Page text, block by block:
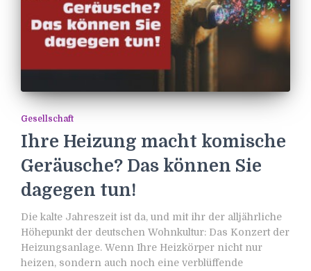
Gesellschaft
Ihre Heizung macht komische
Geräusche? Das können Sie
dagegen tun!
Die kalte Jahreszeit ist da, und mit ihr der alljährliche
Höhepunkt der deutschen Wohnkultur: Das Konzert der
Heizungsanlage. Wenn Ihre Heizkörper nicht nur
heizen, sondern auch noch eine verblüffende